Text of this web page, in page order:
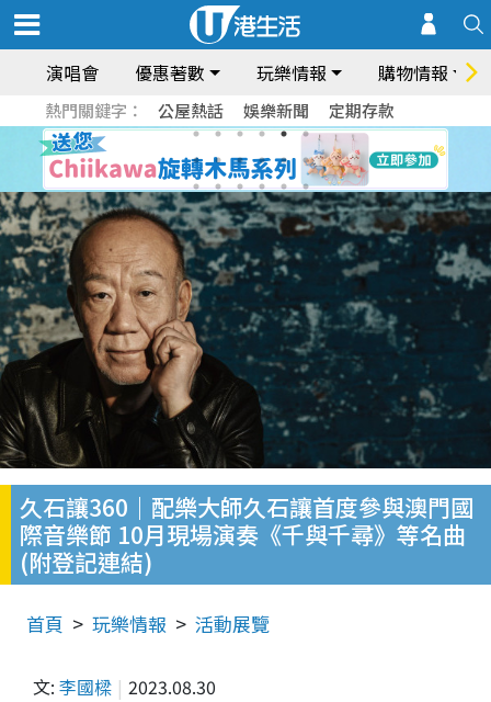
演唱會 優惠著數 玩樂情報 購物情報
熱門關鍵字： 公屋熱話 娛樂新聞 定期存款
久石讓360｜配樂大師久石讓首度參與澳門國
際音樂節 10月現場演奏《千與千尋》等名曲
(附登記連結)
首頁 玩樂情報 活動展覽
文: 李國樑 2023.08.30